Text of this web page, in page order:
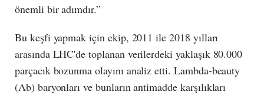
önemli bir adımdır.”
Bu keşfi yapmak için ekip, 2011 ile 2018 yılları
arasında LHC'de toplanan verilerdeki yaklaşık 80.000
parçacık bozunma olayını analiz etti. Lambda-beauty
(Λb) baryonları ve bunların antimadde karşılıkları